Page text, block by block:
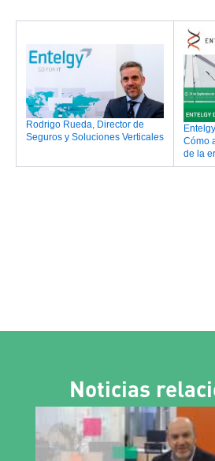
Rodrigo Rueda, Director de
Seguros y Soluciones Verticales
Cómo
de la
Noticias